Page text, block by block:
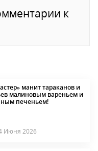
к
манит тараканов и
малиновым вареньем и
печеньем!
Июня 2026